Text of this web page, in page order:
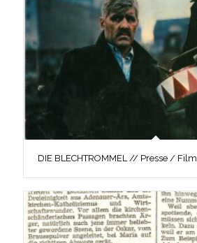
DIE BLECHTROMMEL // Presse /